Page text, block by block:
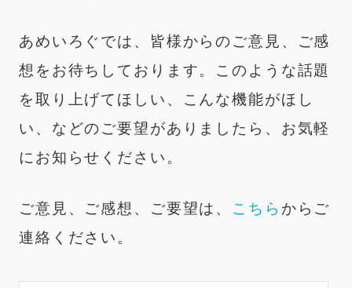
あめいろぐでは、皆様からのご意見、ご感
想をお待ちしております。このような話題
を取り上げてほしい、こんな機能がほし
い、などのご要望がありましたら、お気軽
にお知らせください。
ご意見、ご感想、ご要望は、 こちら からご
連絡ください。